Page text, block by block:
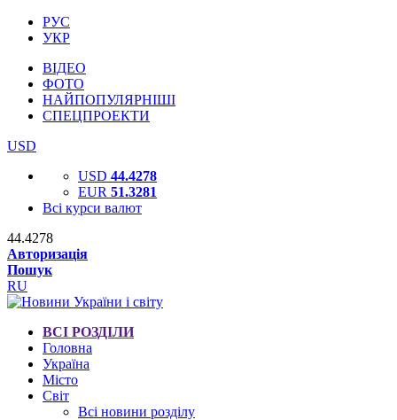
РУС
УКР
ВІДЕО
ФОТО
НАЙПОПУЛЯРНІШІ
СПЕЦПРОЕКТИ
USD
USD 44.4278
EUR 51.3281
Всі курси валют
44.4278
Авторизація
Пошук
RU
ВСІ РОЗДІЛИ
Головна
Україна
Місто
Світ
Всі новини розділу